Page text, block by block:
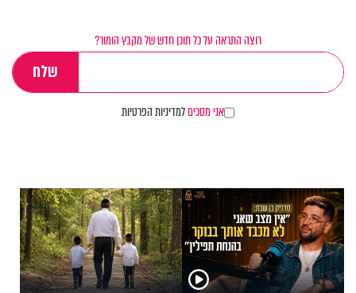
רוצה התראה על כל תוכן חדש של מקבץ הומור?
אני מסכיםלמדיניות הפרטיות